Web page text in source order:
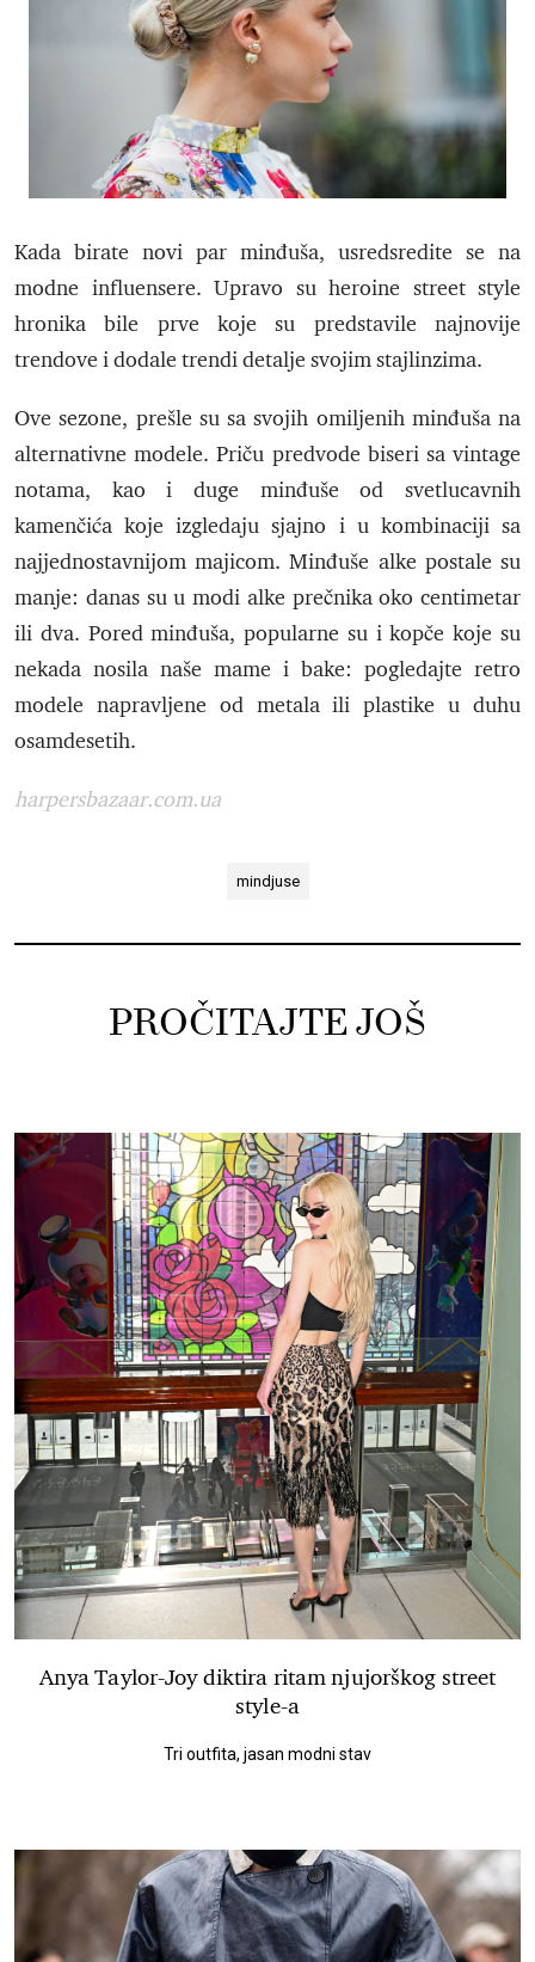
Kada birate novi par minđuša, usredsredite se na
modne influensere. Upravo su heroine street style
hronika bile prve koje su predstavile najnovije
trendove i dodale trendi detalje svojim stajlinzima.
Ove sezone, prešle su sa svojih omiljenih minđuša na
alternativne modele. Priču predvode biseri sa vintage
notama, kao i duge minđuše od svetlucavnih
kamenčića koje izgledaju sjajno i u kombinaciji sa
najjednostavnijom majicom. Minđuše alke postale su
manje: danas su u modi alke prečnika oko centimetar
ili dva. Pored minđuša, popularne su i kopče koje su
nekada nosila naše mame i bake: pogledajte retro
modele napravljene od metala ili plastike u duhu
osamdesetih.
harpersbazaar.com.ua
mindjuse
PROČITAJTE JOŠ
Anya Taylor-Joy diktira ritam njujorškog street
style-a
Tri outfita, jasan modni stav